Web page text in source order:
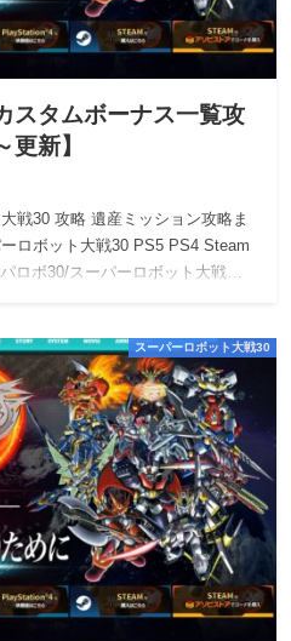
スタムボーナス一覧攻
新】
戦30 攻略 遺産ミッション攻略ま
ロボット大戦30 PS5 PS4 Steam
ロボ30/スーパーロボット大戦…
スーパーロボット大戦30